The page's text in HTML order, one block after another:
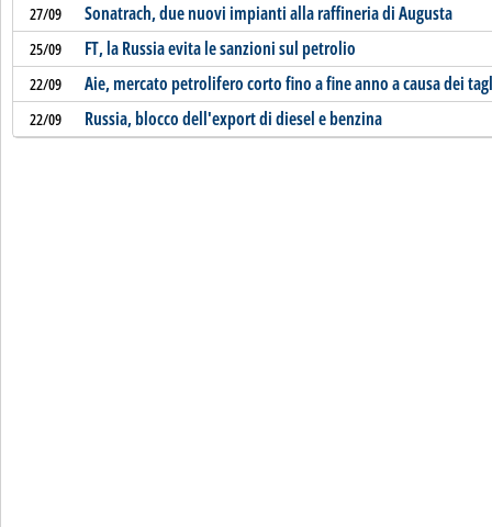
27/09 Sonatrach, due nuovi impianti alla raffineria di Augusta
25/09 FT, la Russia evita le sanzioni sul petrolio
22/09 Aie, mercato petrolifero corto fino a fine anno a causa dei
22/09 Russia, blocco dell'export di diesel e benzina